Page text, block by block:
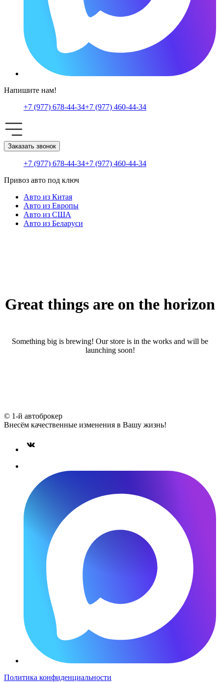
Напишите нам!
+7 (977) 678-44-34+7 (977) 460-44-34
Заказать звонок
+7 (977) 678-44-34+7 (977) 460-44-34
Привоз авто под ключ
Авто из Китая
Авто из Европы
Авто из США
Авто из Беларуси
Great things are on the horizon
Something big is brewing! Our store is in the works and will be
launching soon!
© 1-й автоброкер
Внесём качественные изменения в Вашу жизнь!
Политика конфиденциальности